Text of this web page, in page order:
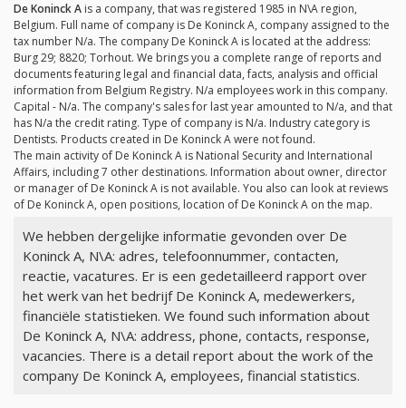
De Koninck A is a company, that was registered 1985 in N\A region,
Belgium. Full name of company is De Koninck A, company assigned to the
tax number N/a. The company De Koninck A is located at the address:
Burg 29; 8820; Torhout. We brings you a complete range of reports and
documents featuring legal and financial data, facts, analysis and official
information from Belgium Registry. N/a employees work in this company.
Capital - N/a. The company's sales for last year amounted to N/a, and that
has N/a the credit rating. Type of company is N/a. Industry category is
Dentists. Products created in De Koninck A were not found.
The main activity of De Koninck A is National Security and International
Affairs, including 7 other destinations. Information about owner, director
or manager of De Koninck A is not available. You also can look at reviews
of De Koninck A, open positions, location of De Koninck A on the map.
We hebben dergelijke informatie gevonden over De
Koninck A, N\A: adres, telefoonnummer, contacten,
reactie, vacatures. Er is een gedetailleerd rapport over
het werk van het bedrijf De Koninck A, medewerkers,
financiële statistieken. We found such information about
De Koninck A, N\A: address, phone, contacts, response,
vacancies. There is a detail report about the work of the
company De Koninck A, employees, financial statistics.